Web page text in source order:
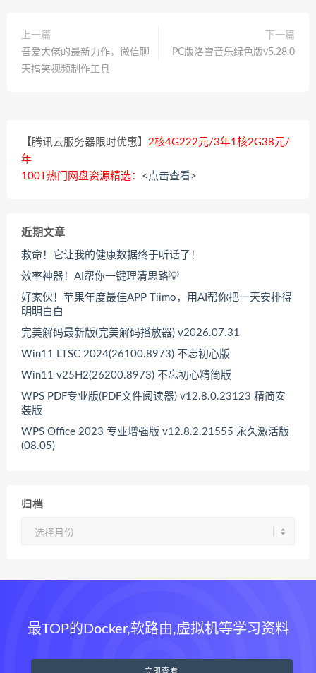
上一篇
吾爱大佬的最新力作，微信聊
天搞笑视频制作工具
下一篇
PC版洛雪音乐绿色版v5.28.0
【腾讯云服务器限时优惠】 2核4G222元/3年1核2G38元/
年
100T热门网盘资源精选： <点击查看>
近期文章
救命！它让我的健康数据终于听话了！
效率神器！AI帮你一键理清思路💡
好家伙！苹果年度最佳APP Tiimo，用AI帮你把一天安排得
明明白白
完美解码最新版(完美解码播放器) v2026.07.31
Win11 LTSC 2024(26100.8973) 不忘初心版
Win11 v25H2(26200.8973) 不忘初心精简版
WPS PDF专业版(PDF文件阅读器) v12.8.0.23123 精简安
装版
WPS Office 2023 专业增强版 v12.8.2.21555 永久激活版
(08.05)
归档
最TOP的Docker,软路由,虚拟机等学习资料
立即查看